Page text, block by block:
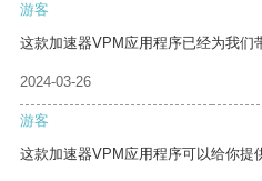
游客
这款加速器VPM应用程序已经为我们
2024-03-26
游客
这款加速器VPM应用程序可以给你提